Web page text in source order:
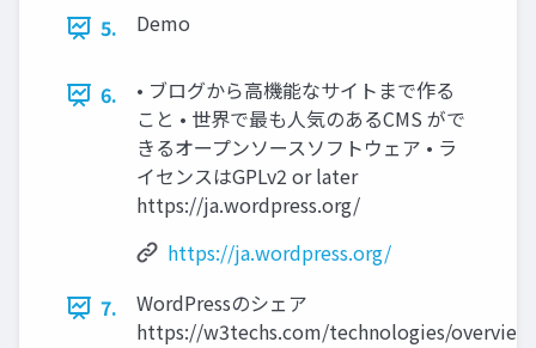
5. Demo
6.
• ブログから高機能なサイトまで作る
こと • 世界で最も人気のあるCMS がで
きるオープンソースソフトウェア • ラ
イセンスはGPLv2 or later
https://ja.wordpress.org/
https://ja.wordpress.org/
7.
WordPressのシェア
https://w3techs.com/technologies/